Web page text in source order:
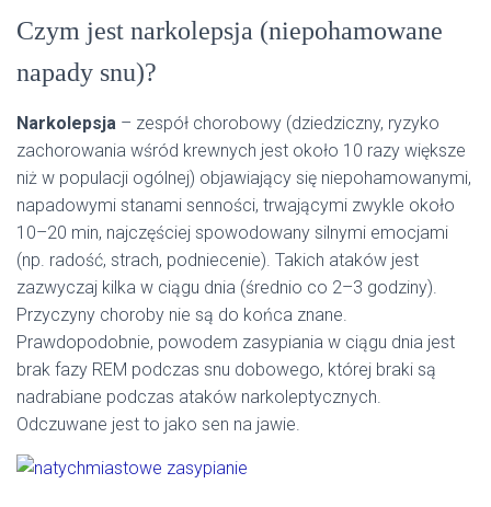
Czym jest narkolepsja (niepohamowane
napady snu)?
Narkolepsja – zespół chorobowy (dziedziczny, ryzyko
zachorowania wśród krewnych jest około 10 razy większe
niż w populacji ogólnej) objawiający się niepohamowanymi,
napadowymi stanami senności, trwającymi zwykle około
10–20 min, najczęściej spowodowany silnymi emocjami
(np. radość, strach, podniecenie). Takich ataków jest
zazwyczaj kilka w ciągu dnia (średnio co 2–3 godziny).
Przyczyny choroby nie są do końca znane.
Prawdopodobnie, powodem zasypiania w ciągu dnia jest
brak fazy REM podczas snu dobowego, której braki są
nadrabiane podczas ataków narkoleptycznych.
Odczuwane jest to jako sen na jawie.